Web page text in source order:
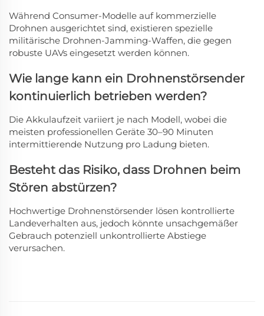
Während Consumer-Modelle auf kommerzielle
Drohnen ausgerichtet sind, existieren spezielle
militärische Drohnen-Jamming-Waffen, die gegen
robuste UAVs eingesetzt werden können.
Wie lange kann ein Drohnenstörsender
kontinuierlich betrieben werden?
Die Akkulaufzeit variiert je nach Modell, wobei die
meisten professionellen Geräte 30–90 Minuten
intermittierende Nutzung pro Ladung bieten.
Besteht das Risiko, dass Drohnen beim
Stören abstürzen?
Hochwertige Drohnenstörsender lösen kontrollierte
Landeverhalten aus, jedoch könnte unsachgemäßer
Gebrauch potenziell unkontrollierte Abstiege
verursachen.